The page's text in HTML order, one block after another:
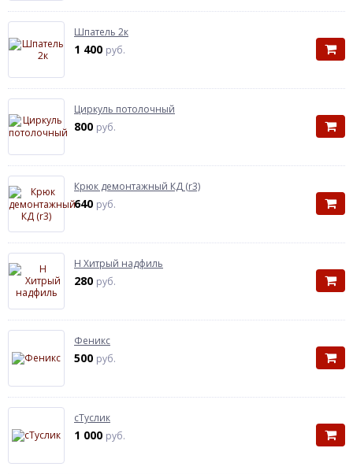
Шпатель 2к
1 400 руб.
Циркуль потолочный
800 руб.
Крюк демонтажный КД (r3)
640 руб.
Н Хитрый надфиль
280 руб.
Феникс
500 руб.
сТуслик
1 000 руб.